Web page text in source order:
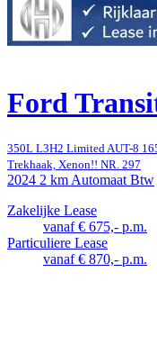
Ford
350L L3H2 Limited AUT-8
Trekhaak, Xenon!! NR. 297
2024 2 km Automaat Btw
Zakelijke Lease
vanaf € 675,- p.m.
Particuliere Lease
vanaf € 870,- p.m.